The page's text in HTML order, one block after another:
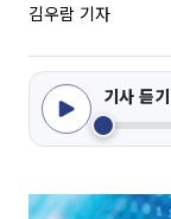
김우람 기자
기사 듣기